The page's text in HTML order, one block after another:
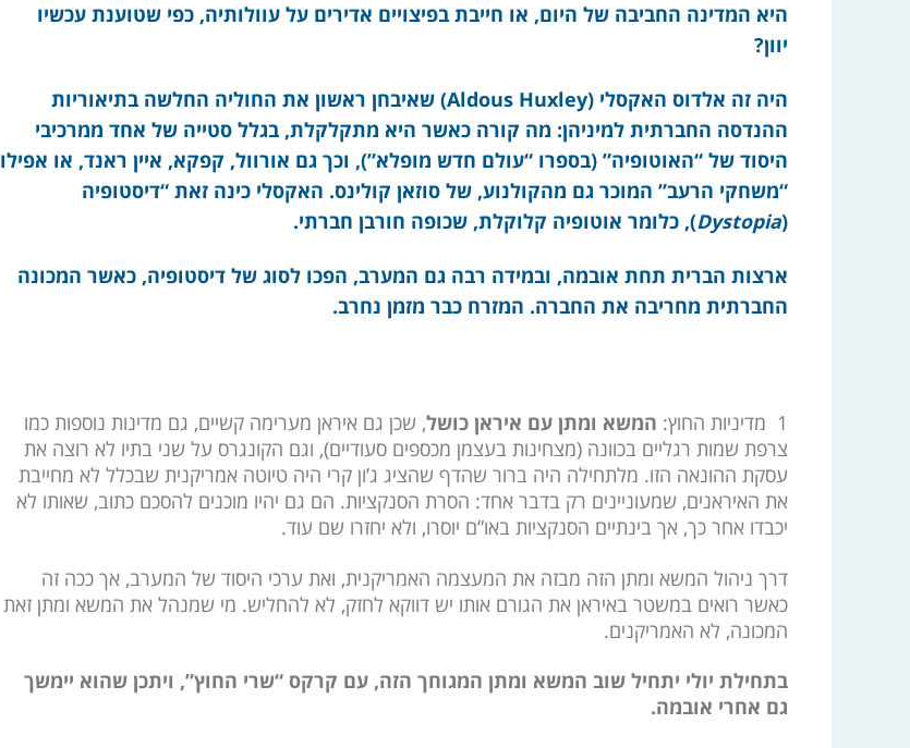
היא המדינה החביבה של היום, או חייבת בפיצויים אדירים על עוולותיה, כפי שטוענת עכשיו
יוון?
היה זה אלדוס האקסלי (Aldous Huxley) שאיבחן ראשון את החוליה החלשה בתיאוריות
ההנדסה החברתית למיניהן: מה קורה כאשר היא מתקלקלת, בגלל סטייה של אחד ממרכיבי
היסוד של “האוטופיה” (בספרו “עולם חדש מופלא”), וכך גם אורוול, קפקא, איין ראנד, או אפילו
“משחקי הרעב” המוכר גם מהקולנוע, של סוזאן קולינס. האקסלי כינה זאת “דיסטופיה
(
Dystopia), כלומר אוטופיה קלוקלת, שכופה חורבן חברתי.
ארצות הברית תחת אובמה, ובמידה רבה גם המערב, הפכו לסוג של דיסטופיה, כאשר המכונה
החברתית מחריבה את החברה. המזרח כבר מזמן נחרב.
1 מדיניות החוץ: המשא ומתן עם איראן כושל, שכן גם איראן מערימה קשיים, גם מדינות נוספות כמו
צרפת שמות רגליים בכוונה (מצחינות בעצמן מכספים סעודיים), וגם הקונגרס על שני בתיו לא רוצה את
עסקת ההונאה הזו. מלתחילה היה ברור שהדף שהציג ג’ון קרי היה טיוטה אמריקנית שבכלל לא מחייבת
את האיראנים, שמעוניינים רק בדבר אחד: הסרת הסנקציות. הם גם יהיו מוכנים להסכם כתוב, שאותו לא
יכבדו אחר כך, אך בינתיים הסנקציות באו”ם יוסרו, ולא יחזרו שם עוד.
דרך ניהול המשא ומתן הזה מבזה את המעצמה האמריקנית, ואת ערכי היסוד של המערב, אך ככה זה
כאשר רואים במשטר באיראן את הגורם אותו יש דווקא לחזק, לא להחליש. מי שמנהל את המשא ומתן זאת
המכונה, לא האמריקנים.
בתחילת יולי יתחיל שוב המשא ומתן המגוחך הזה, עם קרקס “שרי החוץ”, ויתכן שהוא יימשך
גם אחרי אובמה.